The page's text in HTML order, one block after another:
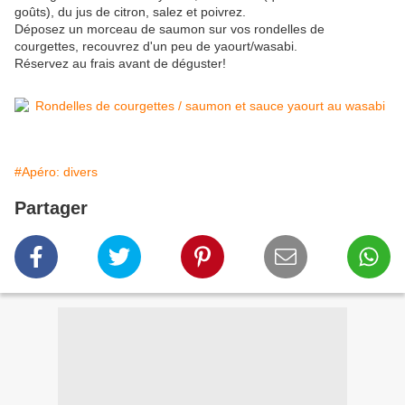
goûts), du jus de citron, salez et poivrez.
Déposez un morceau de saumon sur vos rondelles de
courgettes, recouvrez d'un peu de yaourt/wasabi.
Réservez au frais avant de déguster!
#Apéro: divers
Partager